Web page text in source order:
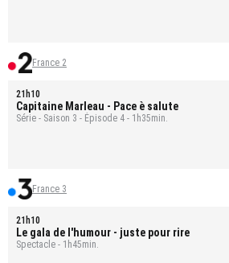
France 2
21h10
Capitaine Marleau - Pace è salute
Série - Saison 3 - Épisode 4 - 1h35min.
France 3
21h10
Le gala de l'humour - juste pour rire
Spectacle - 1h45min.